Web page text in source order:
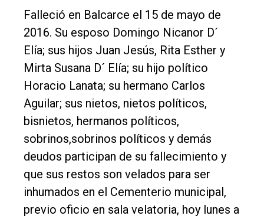
Falleció en Balcarce el 15 de mayo de
2016. Su esposo Domingo Nicanor D´
Elía; sus hijos Juan Jesús, Rita Esther y
Mirta Susana D´ Elía; su hijo político
Horacio Lanata; su hermano Carlos
Aguilar; sus nietos, nietos políticos,
bisnietos, hermanos políticos,
sobrinos,sobrinos políticos y demás
deudos participan de su fallecimiento y
que sus restos son velados para ser
inhumados en el Cementerio municipal,
previo oficio en sala velatoria, hoy lunes a